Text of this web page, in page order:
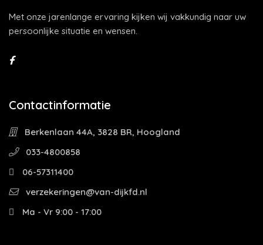
Met onze jarenlange ervaring kijken wij vakkundig naar uw
persoonlijke situatie en wensen.
Contactinformatie
Berkenlaan 44A, 3828 BR, Hoogland
033-4800858
06-57311400
verzekeringen@van-dijkfd.nl
Ma - Vr 9:00 - 17:00